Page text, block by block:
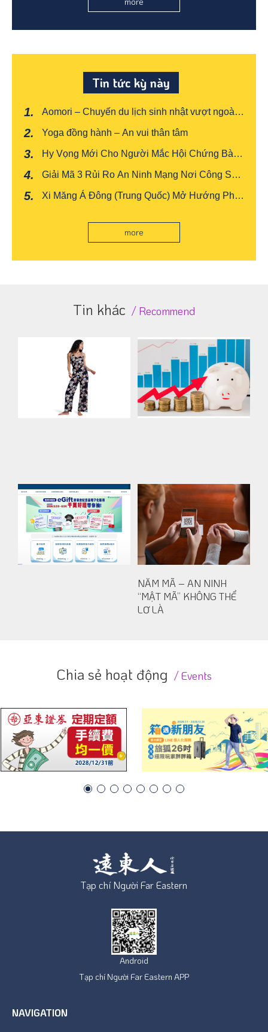
Tin tức kỳ này
Aomori – Chuyến du lịch sinh nhật vượt ngoài
Yoga đồng hành – An vui thân tâm
Hy Vọng Mới Cho Người Mắc Hội Chứng Bàng
Giải Mã 3 Rủi Ro An Ninh Mạng Nơi Công Sở:
Xây Dựng "Phong Thủy" Bảo Mật Cho Văn
Phòng
Xi Măng Á Đông (Trung Quốc) Mở Hướng Phát
more
Tin khác Recommend
NĂM MÃ – AN NINH
“MẬT MÃ” KHÔNG THỂ
LƠ LÀ
Chia sẻ hoạt động Events
Tạp chí Người Far Eastern
Android
Tạp chí Người Far Eastern APP
NAVIGATION